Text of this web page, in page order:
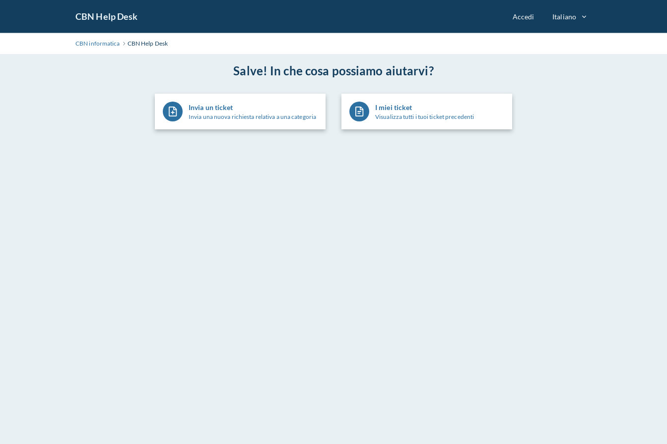
CBN Help Desk Accedi Italiano
CBN informatica CBN Help Desk
Salve! In che cosa possiamo aiutarvi?
Invia un ticket
Invia una nuova richiesta relativa a una categoria
I miei ticket
Visualizza tutti i tuoi ticket precedenti